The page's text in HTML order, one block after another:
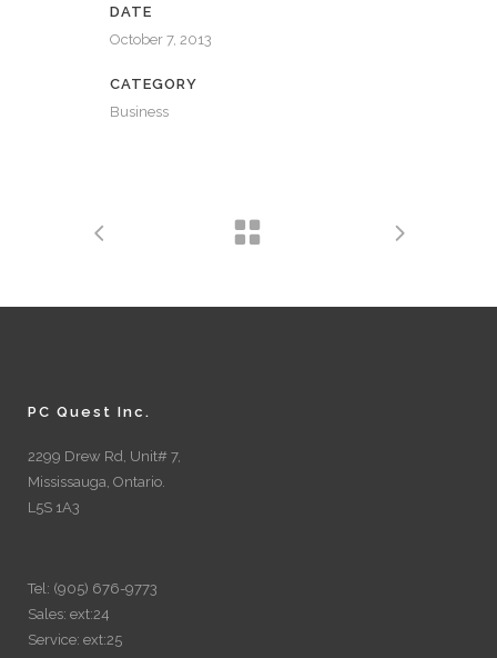
DATE
October 7, 2013
CATEGORY
Business
PC Quest Inc.
2299 Drew Rd, Unit# 7,
Mississauga, Ontario.
L5S 1A3
Tel: (905) 676-9773
Sales: ext:24
Service: ext:25